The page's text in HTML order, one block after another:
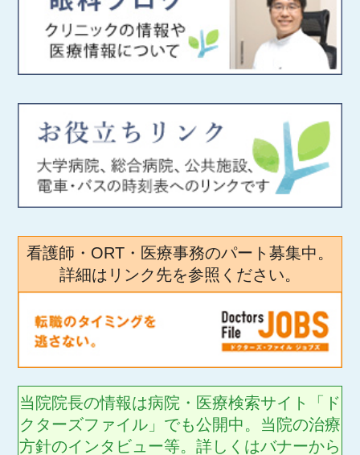
看護師・ORT・医療事務のパート募集中。
詳細はリンク先を参照ください。
当院院長の情報は病院・医療検索サイト「ド
クターズファイル」でも公開中。当院の治療
方針のインタビュー等。詳しくはバナーから